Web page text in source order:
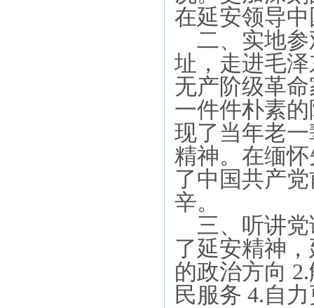
在延安领导
二、 实地
址，走进毛
无产阶级革
一件件朴素
现了当年老
精神。在缅
了中国共产
辛。
三、 听讲
了延安精神
的政治方向
民服务 4.自